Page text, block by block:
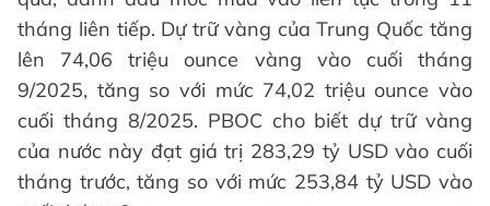
tháng liên tiếp. Dự trữ vàng của Trung Quốc tăng
lên 74,06 triệu ounce vàng vào cuối tháng
9/2025, tăng so với mức 74,02 triệu ounce vào
cuối tháng 8/2025. PBOC cho biết dự trữ vàng
của nước này đạt giá trị 283,29 tỷ USD vào cuối
tháng trước, tăng so với mức 253,84 tỷ USD vào